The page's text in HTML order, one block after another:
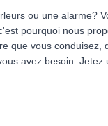
ou une alarme?
pourquoi nous
que vous
avez besoin.